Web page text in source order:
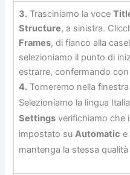
3. Trasciniamo la voce
Structure, a sinistra.
Frames, di fianco alla
selezioniamo il punto di
estrarre, confermando
4. Torneremo nella
Selezioniamo la lingua
Settings verifichiamo che
impostato su Automatic
mantenga la stessa qualità